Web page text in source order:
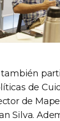
también
de
de
Silva.